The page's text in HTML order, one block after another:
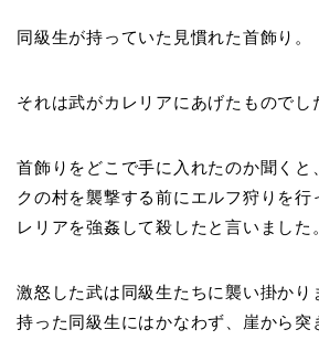
同級生が持っていた見慣れた首飾り。
それは武がカレリアにあげたものでし
首飾りをどこで手に入れたのか聞くと
クの村を襲撃する前にエルフ狩りを行
レリアを強姦して殺したと言いました
激怒した武は同級生たちに襲い掛かり
持った同級生にはかなわず、崖から突